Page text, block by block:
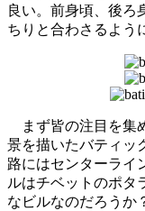
良い。前身頃、後ろ
ちりと合わさるよう
まず皆の注目を集
景を描いたバティッ
路にはセンターライ
ルはチベットのポタ
なビルなのだろう